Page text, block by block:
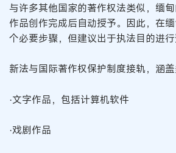
与许多其他国家的著作权法类似，缅
作品创作完成后自动授予。因此，在
个必要步骤，但建议出于执法目的进行
新法与国际著作权保护制度接轨，涵盖
·文字作品，包括计算机软件
·戏剧作品